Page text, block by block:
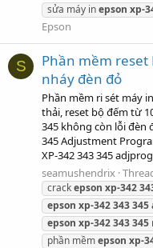
sửa máy inepson xp-
Epson
S
Phần mềm reset
nháy đèn đỏ
Phần mềm ri sét máy
thải, reset bộ đếm từ
345 không còn lỗi đèn
345 Adjustment
XP-342 343 345
seamushendrix
crackepson xp-342
epson xp-342343345
epson xp-342343345
phần mềmepson xp-